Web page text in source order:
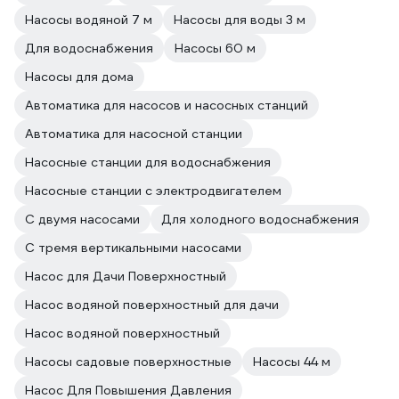
Насосы водяной 7 м
Насосы для воды 3 м
Для водоснабжения
Насосы 60 м
Насосы для дома
Автоматика для насосов и насосных станций
Автоматика для насосной станции
Насосные станции для водоснабжения
Насосные станции с электродвигателем
С двумя насосами
Для холодного водоснабжения
С тремя вертикальными насосами
Насос для Дачи Поверхностный
Насос водяной поверхностный для дачи
Насос водяной поверхностный
Насосы садовые поверхностные
Насосы 44 м
Насос Для Повышения Давления